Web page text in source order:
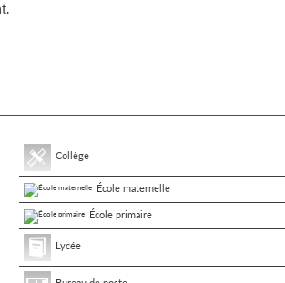
Collège
École maternelle
École primaire
Lycée